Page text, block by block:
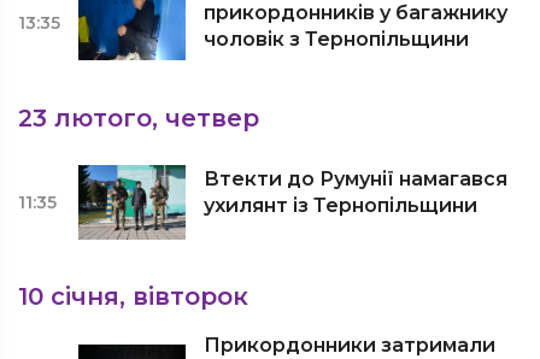
13:35
прикордонників у багажнику
чоловік з Тернопільщини
23 лютого, четвер
11:35
Втекти до Румунії намагався
ухилянт із Тернопільщини
10 січня, вівторок
Прикордонники затримали